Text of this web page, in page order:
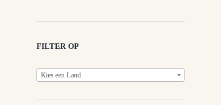
FILTER OP
Kies een Land